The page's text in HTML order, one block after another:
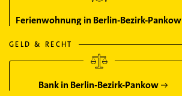
Ferienwohnung in Berlin-Bezirk-Pankow
GELD & RECHT
Bank in Berlin-Bezirk-Pankow